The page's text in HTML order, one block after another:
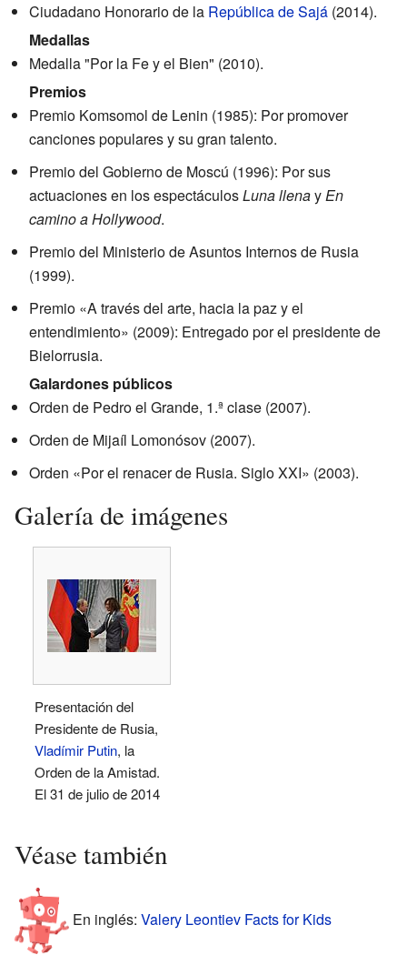
Ciudadano Honorario de la República de Sajá (2014).
Medallas
Medalla "Por la Fe y el Bien" (2010).
Premios
Premio Komsomol de Lenin (1985): Por promover
canciones populares y su gran talento.
Premio del Gobierno de Moscú (1996): Por sus
actuaciones en los espectáculosLuna llenayEn
camino a Hollywood.
Premio del Ministerio de Asuntos Internos de Rusia
(1999).
Premio «A través del arte, hacia la paz y el
entendimiento» (2009): Entregado por el presidente de
Bielorrusia.
Galardones públicos
Orden de Pedro el Grande, 1.ª clase (2007).
Orden de Mijaíl Lomonósov (2007).
Orden «Por el renacer de Rusia. Siglo XXI» (2003).
Galería de imágenes
Presentación del
Presidente de Rusia,
Vladímir Putin, la
Orden de la Amistad.
El 31 de julio de 2014
Véase también
En inglés: Valery Leontiev Facts for Kids